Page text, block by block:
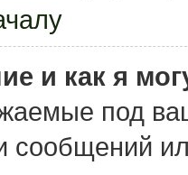
и как я
под
сообщений